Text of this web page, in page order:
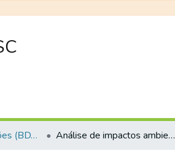
Teses e Dissertações (BDTD USP) Análise de impactos ambientais da restauração de um pavimento asfáltico pela Avaliação do Ciclo de Vida